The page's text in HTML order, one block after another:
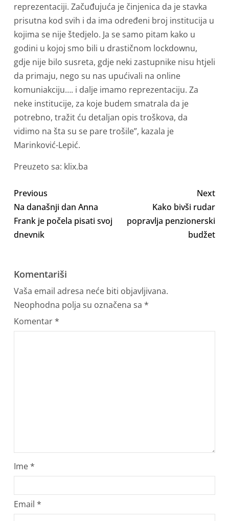
reprezentaciji. Začuđujuća je činjenica da je stavka
prisutna kod svih i da ima određeni broj institucija u
kojima se nije štedjelo. Ja se samo pitam kako u
godini u kojoj smo bili u drastičnom lockdownu,
gdje nije bilo susreta, gdje neki zastupnike nisu htjeli
da primaju, nego su nas upućivali na online
komuniakciju…. i dalje imamo reprezentaciju. Za
neke institucije, za koje budem smatrala da je
potrebno, tražit ću detaljan opis troškova, da
vidimo na šta su se pare trošile”, kazala je
Marinković-Lepić.
Preuzeto sa: klix.ba
Previous
Na današnji dan Anna
Frank je počela pisati svoj
dnevnik
Next
Kako bivši rudar
popravlja penzionerski
budžet
Komentariši
Vaša email adresa neće biti objavljivana.
Neophodna polja su označena sa *
Komentar*
Ime*
Email *